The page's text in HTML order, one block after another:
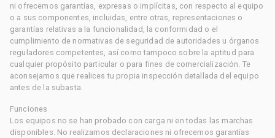
ni ofrecemos garantías, expresas o implícitas, con respecto al equipo
o a sus componentes, incluidas, entre otras, representaciones o
garantías relativas a la funcionalidad, la conformidad o el
cumplimiento de normativas de seguridad de autoridades u órganos
reguladores competentes, así como tampoco sobre la aptitud para
cualquier propósito particular o para fines de comercialización. Te
aconsejamos que realices tu propia inspección detallada del equipo
antes de la subasta.
Funciones
Los equipos no se han probado con carga ni en todas las marchas
disponibles. No realizamos declaraciones ni ofrecemos garantías